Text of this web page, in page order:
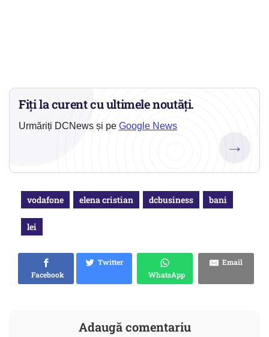
Fiți la curent cu ultimele noutăți.
Urmăriți DCNews și pe Google News
→
vodafone elena cristian dcbusiness bani
lei
Facebook
Twitter
WhatsApp
Email
Adaugă comentariu